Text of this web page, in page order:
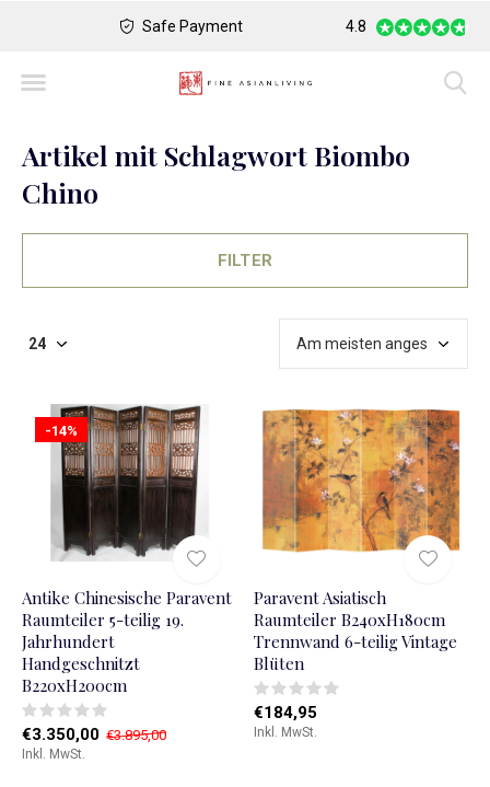
Safe Payment Largest Collection
4.8
Artikel mit Schlagwort Biombo
Chino
FILTER
-14%
Antike Chinesische Paravent
Raumteiler 5-teilig 19.
Jahrhundert
Handgeschnitzt
B220xH200cm
€3.350,00 €3.895,00
Inkl. MwSt.
Paravent Asiatisch
Raumteiler B240xH180cm
Trennwand 6-teilig Vintage
Blüten
€184,95
Inkl. MwSt.